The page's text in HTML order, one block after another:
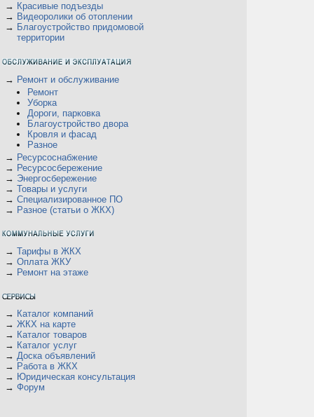
→ Красивые подъезды
→ Видеоролики об отоплении
→ Благоустройство придомовой
территории
→ Ремонт и обслуживание
Ремонт
Уборка
Дороги, парковка
Благоустройство двора
Кровля и фасад
Разное
→ Ресурсоснабжение
→ Ресурсосбережение
→ Энергосбережение
→ Товары и услуги
→ Специализированное ПО
→ Разное (статьи о ЖКХ)
→ Тарифы в ЖКХ
→ Оплата ЖКУ
→ Ремонт на этаже
→ Каталог компаний
→ ЖКХ на карте
→ Каталог товаров
→ Каталог услуг
→ Доска объявлений
→ Работа в ЖКХ
→ Юридическая консультация
→ Форум